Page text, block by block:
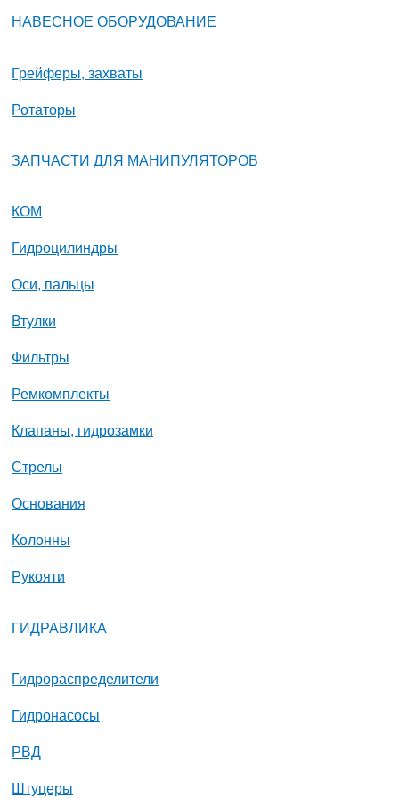
НАВЕСНОЕ ОБОРУДОВАНИЕ
Грейферы, захваты
Ротаторы
ЗАПЧАСТИ ДЛЯ МАНИПУЛЯТОРОВ
КОМ
Гидроцилиндры
Оси, пальцы
Втулки
Фильтры
Ремкомплекты
Клапаны, гидрозамки
Стрелы
Основания
Колонны
Рукояти
ГИДРАВЛИКА
Гидрораспределители
Гидронасосы
РВД
Штуцеры